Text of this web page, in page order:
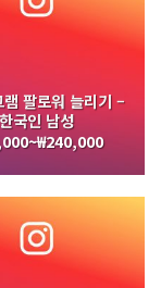
램 팔로워 늘리기 –
한국인 남성
~₩240,000